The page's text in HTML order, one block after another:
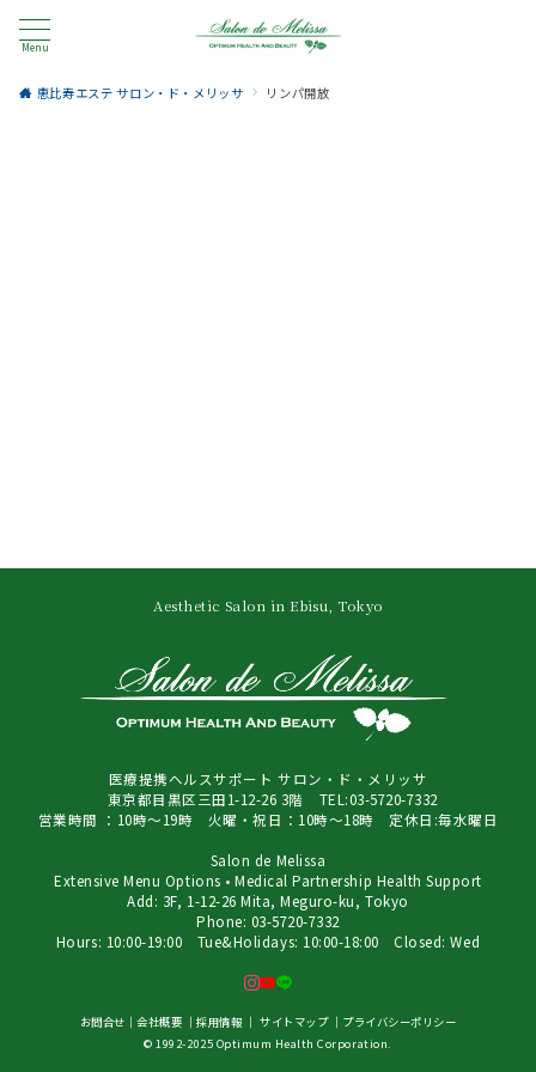
Menu
恵比寿エステ サロン・ド・メリッサ リンパ開放
Aesthetic Salon in Ebisu, Tokyo
医療提携ヘルスサポート サロン・ド・メリッサ
東京都目黒区三田1-12-26 3階 TEL:03-5720-7332
営業時間 ：10時～19時 火曜・祝日：10時～18時 定休日:毎水曜日
Salon de Melissa
Extensive Menu Options • Medical Partnership Health Support
Add: 3F, 1-12-26 Mita, Meguro-ku, Tokyo
Phone: 03-5720-7332
Hours: 10:00-19:00 Tue&Holidays: 10:00-18:00 Closed: Wed
お問合せ ｜会社概要 ｜採用情報 ｜サイトマップ｜ プライバシーポリシー
© 1992-2025 Optimum Health Corporation.